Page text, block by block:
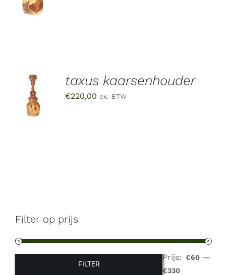
/
DETAILS
TOEVOEGEN
AAN
WINKELWAGEN
/
DETAILS
taxus kaarsenhouder
€220,00 ex. BTW
Filter op prijs
FILTER
Prijs: €60 —
€330